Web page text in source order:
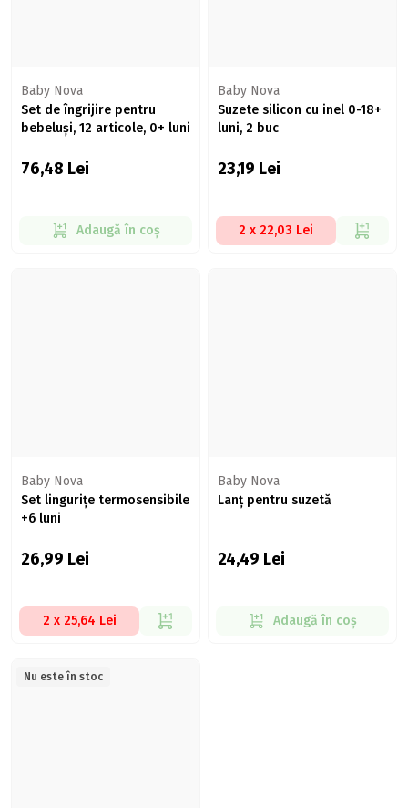
Baby Nova
Set de îngrijire pentru
bebeluși, 12 articole, 0+ luni
76,48 Lei
Adaugă în coș
Baby Nova
Suzete silicon cu inel 0-18+
luni, 2 buc
23,19 Lei
2 x 22,03 Lei
Baby Nova
Set lingurițe termosensibile
+6 luni
26,99 Lei
2 x 25,64 Lei
Baby Nova
Lanț pentru suzetă
24,49 Lei
Adaugă în coș
Nu este în stoc